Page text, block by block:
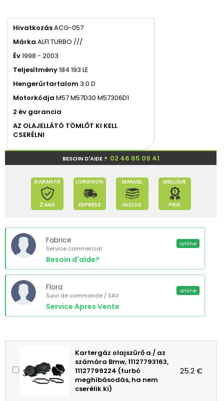
HivatkozásACG-057
Márka ALFI TURBO ///
Év1998 - 2003
Teljesítmény184 193 LE
Hengerűrtartalom 3.0 D
Motorkódja M57 M57D30 M57306D1
2 év garancia
AZ OLAJELLÁTÓ TÖMLŐT KI KELL
CSERÉLNI
BESOIN D'AIDE ? 02 46 65 09 41
GARANTIE
2 ANS
LIVRAISON
EXPRESS
MANUEL
INCLUS
MEILLEUR
PRIX
Fabrice
Service commercial
Besoin d'aide?
online
Flora
Suivi de commande / SAV
Service Apres Vente
online
Kartergáz olajszűrő a / az
számára Bmw, 11127793163,
11127799224 (turbó
meghibásodás, ha nem
cserélik ki)
25.2 €